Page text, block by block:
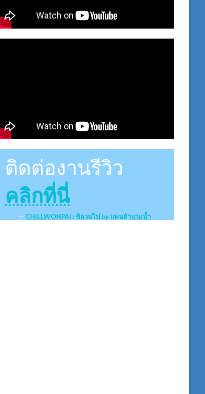
ติดต่องานรีวิว
คลิกที่นี่
CHILLWONPAI : ชิลวนไป by แพนด้าบวมน้ำ